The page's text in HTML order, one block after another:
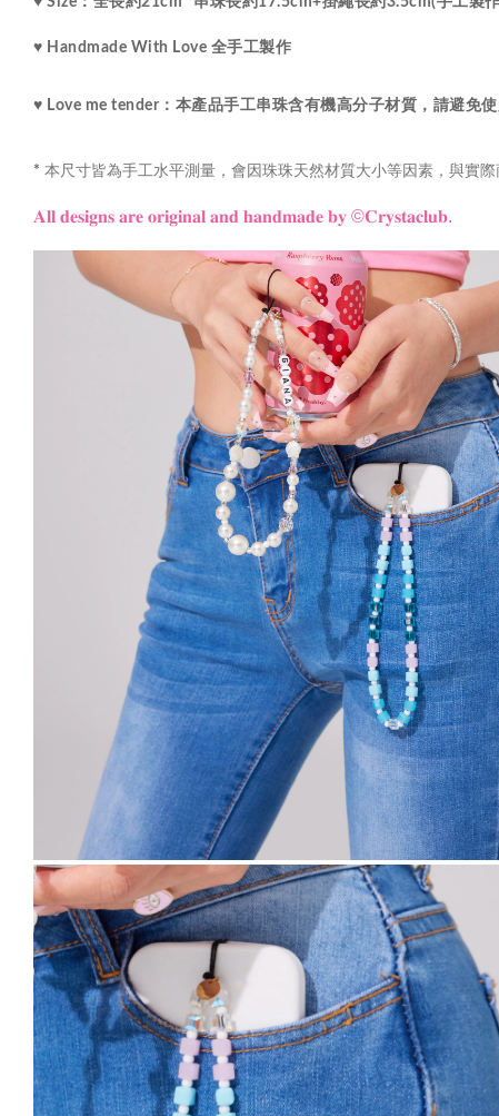
♥ Handmade With Love 全手工製作
♥ Love me tender：本產品手工串珠含有機高分子材質，請避免
* 本尺寸皆為手工水平測量，會因珠珠天然材質大小等因素，與實
𝐀𝐥𝐥 𝐝𝐞𝐬𝐢𝐠𝐧𝐬 𝐚𝐫𝐞 𝐨𝐫𝐢𝐠𝐢𝐧𝐚𝐥 𝐚𝐧𝐝 𝐡𝐚𝐧𝐝𝐦𝐚𝐝𝐞 𝐛𝐲 ©𝐂𝐫𝐲𝐬𝐭𝐚𝐜𝐥𝐮𝐛.